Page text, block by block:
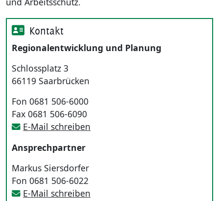
Kontakt
Regionalentwicklung und Planung
Schlossplatz 3
66119 Saarbrücken
Fon 0681 506-6000
Fax 0681 506-6090
E-Mail schreiben
Ansprechpartner
Markus Siersdorfer
Fon 0681 506-6022
E-Mail schreiben